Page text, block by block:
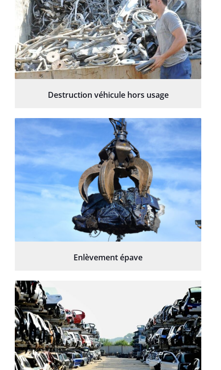
Destruction véhicule hors usage
Enlèvement épave